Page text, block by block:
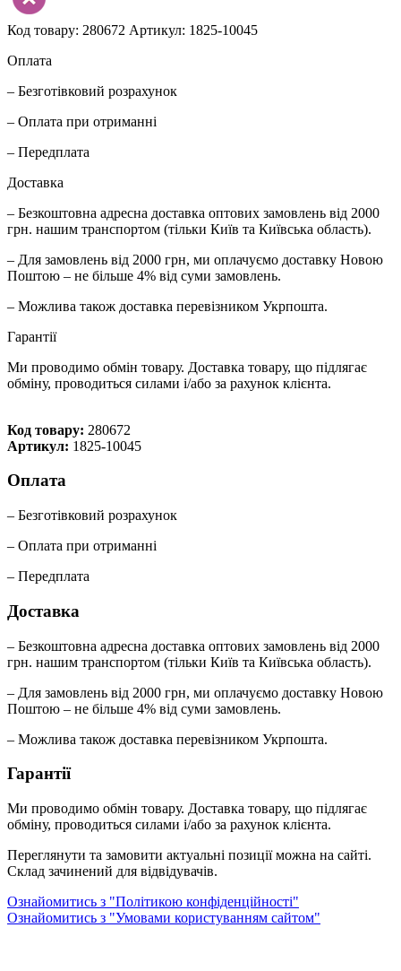
Код товару: 280672 Артикул: 1825-10045
Оплата
– Безготівковий розрахунок
– Оплата при отриманні
– Передплата
Доставка
– Безкоштовна адресна доставка оптових замовлень від 2000
грн. нашим транспортом (тільки Київ та Київська область).
– Для замовлень від 2000 грн, ми оплачуємо доставку Новою
Поштою – не більше 4% від суми замовлень.
– Можлива також доставка перевізником Укрпошта.
Гарантії
Ми проводимо обмін товару. Доставка товару, що підлягає
обміну, проводиться силами і/або за рахунок клієнта.
Код товару: 280672
Артикул: 1825-10045
Оплата
– Безготівковий розрахунок
– Оплата при отриманні
– Передплата
Доставка
– Безкоштовна адресна доставка оптових замовлень від 2000
грн. нашим транспортом (тільки Київ та Київська область).
– Для замовлень від 2000 грн, ми оплачуємо доставку Новою
Поштою – не більше 4% від суми замовлень.
– Можлива також доставка перевізником Укрпошта.
Гарантії
Ми проводимо обмін товару. Доставка товару, що підлягає
обміну, проводиться силами і/або за рахунок клієнта.
Переглянути та замовити актуальні позиції можна на сайті.
Склад зачинений для відвідувачів.
Ознайомитись з "Політикою конфіденційності"
Ознайомитись з "Умовами користуванням сайтом"